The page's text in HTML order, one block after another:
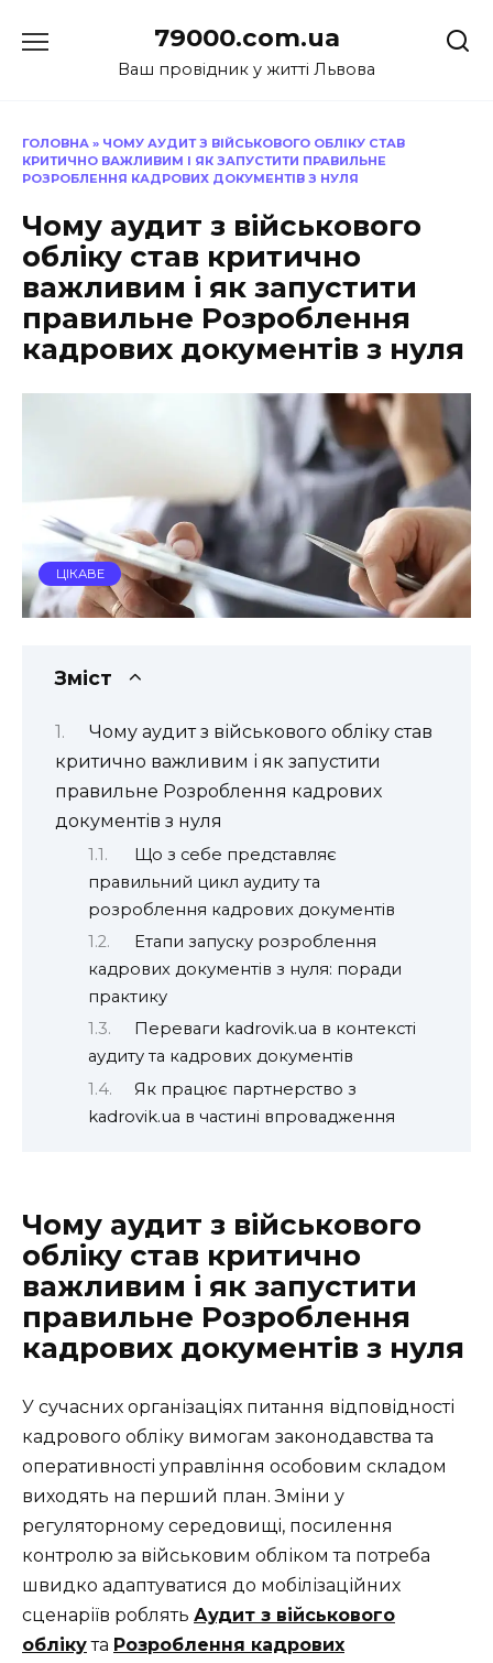
до
79000.com.ua
Ваш провідник у житті Львова
ГОЛОВНА » ЧОМУ АУДИТ З ВІЙСЬКОВОГО ОБЛІКУ СТАВ
КРИТИЧНО ВАЖЛИВИМ І ЯК ЗАПУСТИТИ ПРАВИЛЬНЕ
РОЗРОБЛЕННЯ КАДРОВИХ ДОКУМЕНТІВ З НУЛЯ
Чому аудит з військового
обліку став критично
важливим і як запустити
правильне Розроблення
кадрових документів з нуля
ЦІКАВЕ
Зміст
Чому аудит з військового обліку став
критично важливим і як запустити
правильне Розроблення кадрових
документів з нуля
Що з себе представляє
правильний цикл аудиту та
розроблення кадрових документів
Етапи запуску розроблення
кадрових документів з нуля: поради
практику
Переваги kadrovik.ua в контексті
аудиту та кадрових документів
Як працює партнерство з
kadrovik.ua в частині впровадження
Чому аудит з військового
обліку став критично
важливим і як запустити
правильне Розроблення
кадрових документів з нуля
У сучасних організаціях питання відповідності
кадрового обліку вимогам законодавства та
оперативності управління особовим складом
виходять на перший план. Зміни у
регуляторному середовищі, посилення
контролю за військовим обліком та потреба
швидко адаптуватися до мобілізаційних
сценаріїв роблять Аудит з військового
облікута Розроблення кадрових